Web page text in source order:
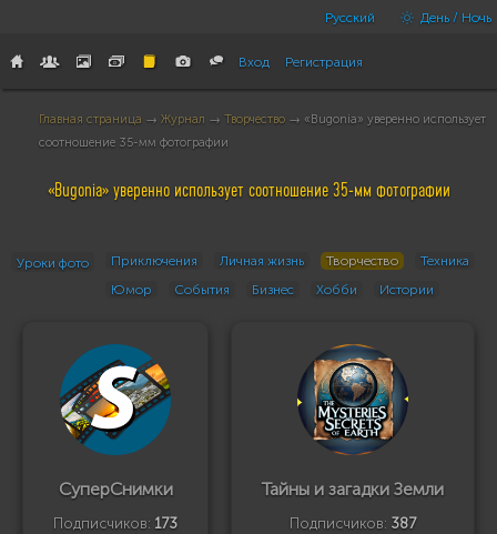
Русский День / Ночь
Вход Регистрация
Главная страница → Журнал → Творчество → «Bugonia» уверенно использует
соотношение 35-мм фотографии
«Bugonia» уверенно использует соотношение 35-мм фотографии
Уроки фото Приключения Личная жизнь Творчество
Техника
Юмор
События Бизнес Хобби Истории
СуперСнимки
Подписчиков: 173
Тайны и загадки Земли
Подписчиков: 387